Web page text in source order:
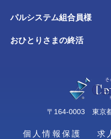
パルシステム組合員様
おひとりさまの終活
〒164-0003 東京
個人情報保護 求